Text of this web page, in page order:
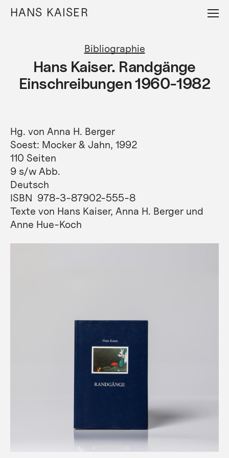
Direkt
zum
HANS KAISER
Bibliographie
Hans Kaiser. Randgänge
Einschreibungen 1960-1982
Hg. von Anna H. Berger
Soest: Mocker & Jahn, 1992
110 Seiten
9 s/w Abb.
Deutsch
ISBN ‎ 978-3-87902-555-8
Texte von Hans Kaiser, Anna H. Berger und
Anne Hue-Koch